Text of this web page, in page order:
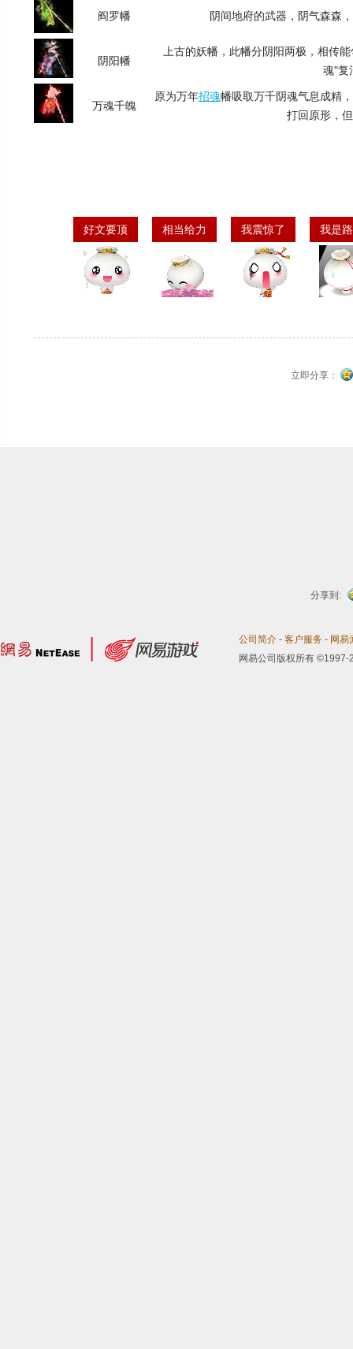
阎罗幡 阴间地府的武器，阴气森森
阴阳幡
上古的妖幡，此幡分阴阳两极，相传
魂"复
万魂千魄
原为万年招魂幡吸取万千阴魂气息成精
打回原形，
好文要顶 相当给力 我震惊了 我是
立即分享：
分享到:
公司简介 - 客户服务 - 网易
网易公司版权所有